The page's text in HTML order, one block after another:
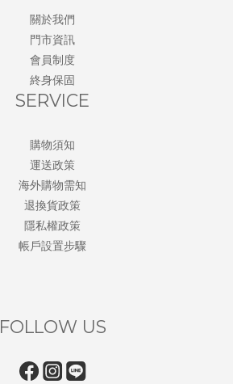
關於我們
門市資訊
會員制度
終身保固
SERVICE
購物須知
運送政策
海外購物需知
退換貨政策
隱私權政策
帳戶設置步驟
FOLLOW US